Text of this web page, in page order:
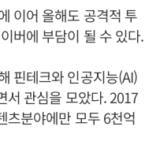
이어 올해도 공격적 투
버에 부담이 될 수 있다.
핀테크와 인공지능(AI)
서 관심을 모았다. 2017
츠분야에만 모두 6천억